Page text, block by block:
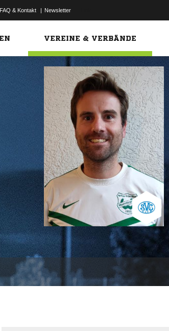
FAQ & Kontakt | Newsletter
VEREINE & VERBÄNDE